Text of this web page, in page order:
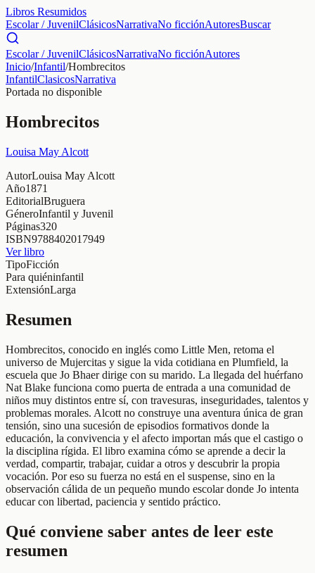
Libros Resumidos
Escolar / JuvenilClásicosNarrativaNo ficciónAutoresBuscar
Escolar / JuvenilClásicosNarrativaNo ficciónAutores
Inicio/Infantil/Hombrecitos
InfantilClasicosNarrativa
Portada no disponible
Hombrecitos
Louisa May Alcott
AutorLouisa May Alcott
Año1871
EditorialBruguera
GéneroInfantil y Juvenil
Páginas320
ISBN9788402017949
Ver libro
TipoFicción
Para quiéninfantil
ExtensiónLarga
Resumen
Hombrecitos, conocido en inglés como Little Men, retoma el
universo de Mujercitas y sigue la vida cotidiana en Plumfield, la
escuela que Jo Bhaer dirige con su marido. La llegada del huérfano
Nat Blake funciona como puerta de entrada a una comunidad de
niños muy distintos entre sí, con travesuras, inseguridades, talentos y
problemas morales. Alcott no construye una aventura única de gran
tensión, sino una sucesión de episodios formativos donde la
educación, la convivencia y el afecto importan más que el castigo o
la disciplina rígida. El libro examina cómo se aprende a decir la
verdad, compartir, trabajar, cuidar a otros y descubrir la propia
vocación. Por eso su fuerza no está en el suspense, sino en la
observación cálida de un pequeño mundo escolar donde Jo intenta
educar con libertad, paciencia y sentido práctico.
Qué conviene saber antes de leer este
resumen